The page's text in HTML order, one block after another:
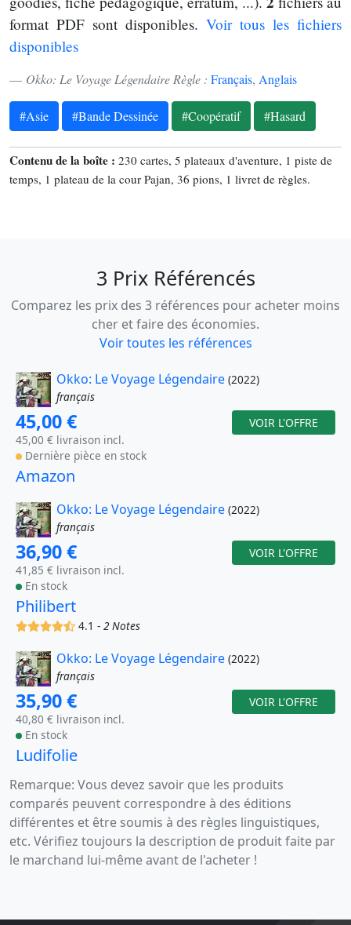
format PDF sont disponibles. Voir tous les fichiers
disponibles
Okko: Le Voyage Légendaire Règle : Français, Anglais
#Asie #Bande Dessinée #Coopératif #Hasard
Contenu de la boîte : 230 cartes, 5 plateaux d'aventure, 1 piste de
temps, 1 plateau de la cour Pajan, 36 pions, 1 livret de règles.
3 Prix Référencés
Comparez les prix des 3 références pour acheter moins
cher et faire des économies.
Voir toutes les références
Okko: Le Voyage Légendaire (2022)
français
45,00 €
45,00 € livraison incl.
Dernière pièce en stock
VOIR L'OFFRE
Amazon
Okko: Le Voyage Légendaire (2022)
français
36,90 €
41,85 € livraison incl.
En stock
VOIR L'OFFRE
Philibert
(x)(x)(x)(x)(,)
4.1 - 2 Notes
Okko: Le Voyage Légendaire (2022)
français
35,90 €
40,80 € livraison incl.
En stock
VOIR L'OFFRE
Ludifolie
Remarque: Vous devez savoir que les produits
comparés peuvent correspondre à des éditions
différentes et être soumis à des règles linguistiques,
etc. Vérifiez toujours la description de produit faite par
le marchand lui-même avant de l'acheter !